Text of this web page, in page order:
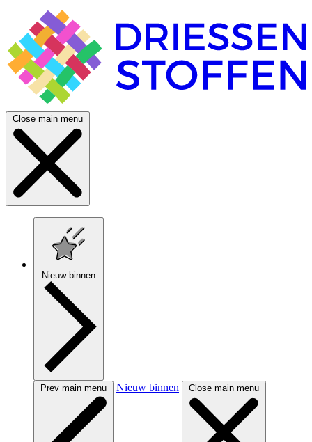
Close main menu
Nieuw binnen
Prev main menu Nieuw binnen Close main menu